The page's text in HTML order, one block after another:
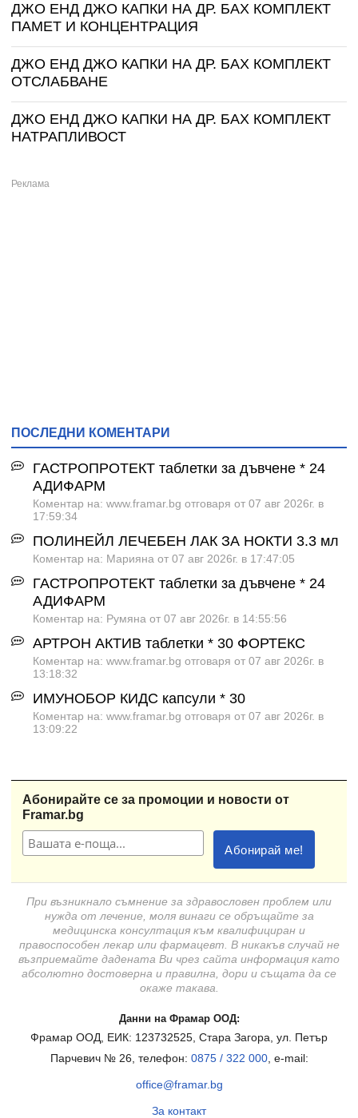
ДЖО ЕНД ДЖО КАПКИ НА ДР. БАХ КОМПЛЕКТ
ПАМЕТ И КОНЦЕНТРАЦИЯ
ДЖО ЕНД ДЖО КАПКИ НА ДР. БАХ КОМПЛЕКТ
ОТСЛАБВАНЕ
ДЖО ЕНД ДЖО КАПКИ НА ДР. БАХ КОМПЛЕКТ
НАТРАПЛИВОСТ
ПОСЛЕДНИ КОМЕНТАРИ
ГАСТРОПРОТЕКТ таблетки за дъвчене * 24
АДИФАРМ
Коментар на: www.framar.bg отговаря от 07 авг 2026г. в
17:59:34
ПОЛИНЕЙЛ ЛЕЧЕБЕН ЛАК ЗА НОКТИ 3.3 мл
Коментар на: Марияна от 07 авг 2026г. в 17:47:05
ГАСТРОПРОТЕКТ таблетки за дъвчене * 24
АДИФАРМ
Коментар на: Румяна от 07 авг 2026г. в 14:55:56
АРТРОН АКТИВ таблетки * 30 ФОРТЕКС
Коментар на: www.framar.bg отговаря от 07 авг 2026г. в
13:18:32
ИМУНОБОР КИДС капсули * 30
Коментар на: www.framar.bg отговаря от 07 авг 2026г. в
13:09:22
Абонирайте се за промоции и новости от
Framar.bg
При възникнало съмнение за здравословен проблем или
нужда от лечение, моля винаги се обръщайте за
медицинска консултация към квалифициран и
правоспособен лекар или фармацевт. В никакъв случай не
възприемайте дадената Ви чрез сайта информация като
абсолютно достоверна и правилна, дори и същата да се
окаже такава.
Данни на Фрамар ООД:
Фрамар ООД, ЕИК: 123732525, Стара Загора, ул. Петър
Парчевич № 26, телефон: 0875 / 322 000, e-mail:
office@framar.bg
За контакт